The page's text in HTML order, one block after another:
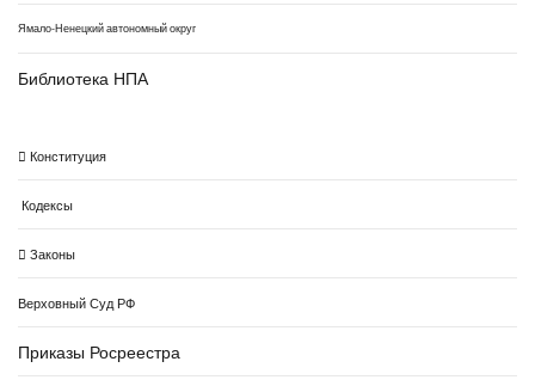
Ямало-Ненецкий автономный округ
Библиотека НПА
Конституция
Кодексы
Законы
Верховный Суд РФ
Приказы Росреестра